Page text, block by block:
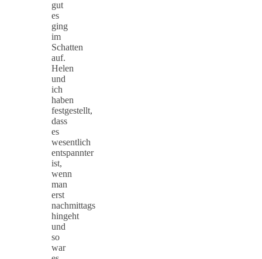
gut
es
ging
im
Schatten
auf.
Helen
und
ich
haben
festgestellt,
dass
es
wesentlich
entspannter
ist,
wenn
man
erst
nachmittags
hingeht
und
so
war